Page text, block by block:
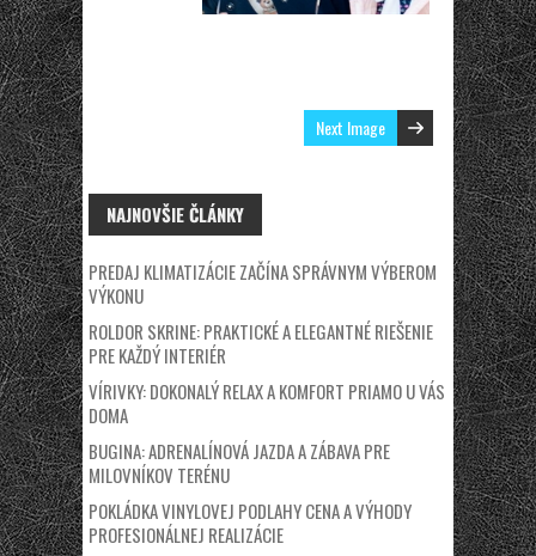
Next Image
NAJNOVŠIE ČLÁNKY
PREDAJ KLIMATIZÁCIE ZAČÍNA SPRÁVNYM VÝBEROM
VÝKONU
ROLDOR SKRINE: PRAKTICKÉ A ELEGANTNÉ RIEŠENIE
PRE KAŽDÝ INTERIÉR
VÍRIVKY: DOKONALÝ RELAX A KOMFORT PRIAMO U VÁS
DOMA
BUGINA: ADRENALÍNOVÁ JAZDA A ZÁBAVA PRE
MILOVNÍKOV TERÉNU
POKLÁDKA VINYLOVEJ PODLAHY CENA A VÝHODY
PROFESIONÁLNEJ REALIZÁCIE